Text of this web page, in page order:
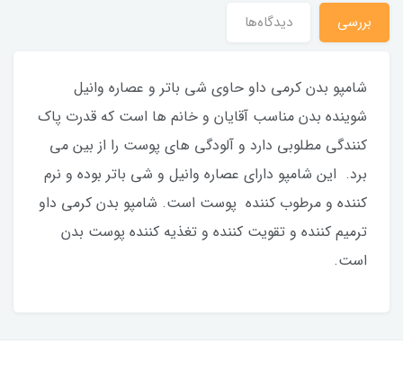
بررسی دیدگاه‌ها
شامپو بدن کرمی داو حاوی شی باتر و عصاره وانیل
شوینده بدن مناسب آقایان و خانم ها است که قدرت پاک
کنندگی مطلوبی دارد و آلودگی های پوست را از بین می
برد. این شامپو دارای عصاره وانیل و شی باتر بوده و نرم
کننده و مرطوب کننده پوست است. شامپو بدن کرمی داو
ترمیم کننده و تقویت کننده و تغذیه کننده پوست بدن
است.